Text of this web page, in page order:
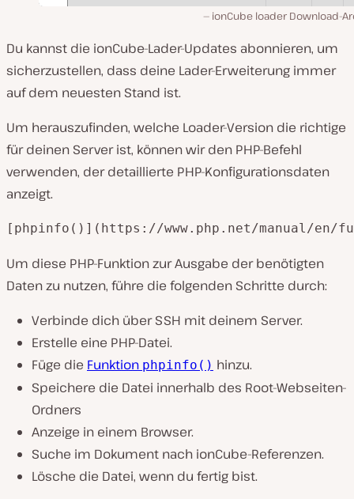
ionCube loader Download-
Du kannst die ionCube-Lader-Updates abonnieren, um
sicherzustellen, dass deine Lader-Erweiterung immer
auf dem neuesten Stand ist.
Um herauszufinden, welche Loader-Version die richtige
für deinen Server ist, können wir den PHP-Befehl
verwenden, der detaillierte PHP-Konfigurationsdaten
anzeigt.
[phpinfo()](https://www.php.net/manual/en/
Um diese PHP-Funktion zur Ausgabe der benötigten
Daten zu nutzen, führe die folgenden Schritte durch:
Verbinde dich über SSH mit deinem Server.
Erstelle eine PHP-Datei.
Füge die Funktion phpinfo() hinzu.
Speichere die Datei innerhalb des Root-Webseiten-
Ordners
Anzeige in einem Browser.
Suche im Dokument nach ionCube-Referenzen.
Lösche die Datei, wenn du fertig bist.